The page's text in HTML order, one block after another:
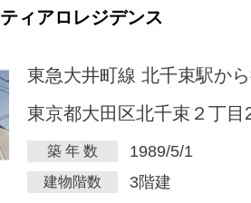
ティアロレジデンス
東急大井町線 北千束駅か
東京都大田区北千束２丁目
築 年 数 1989/5/1
建物階数 3階建